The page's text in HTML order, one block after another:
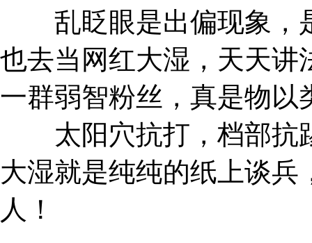
乱眨眼是出偏现象，
也去当网红大湿，天天讲
一群弱智粉丝，真是物以
太阳穴抗打，档部抗
大湿就是纯纯的纸上谈
人！